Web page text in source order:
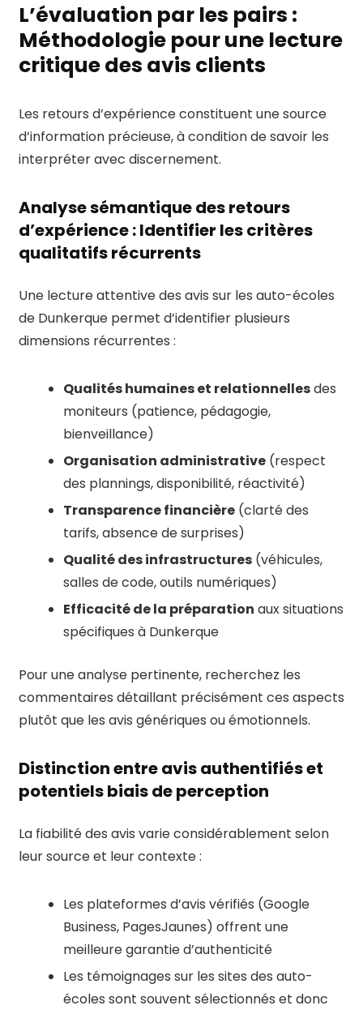
L’évaluation par les pairs :
Méthodologie pour une lecture
critique des avis clients
Les retours d’expérience constituent une source
d’information précieuse, à condition de savoir les
interpréter avec discernement.
Analyse sémantique des retours
d’expérience : Identifier les critères
qualitatifs récurrents
Une lecture attentive des avis sur les auto-écoles
de Dunkerque permet d’identifier plusieurs
dimensions récurrentes :
Qualités humaines et relationnellesdes
moniteurs (patience, pédagogie,
bienveillance)
Organisation administrative (respect
des plannings, disponibilité, réactivité)
Transparence financière (clarté des
tarifs, absence de surprises)
Qualité des infrastructures (véhicules,
salles de code, outils numériques)
Efficacité de la préparation aux situations
spécifiques à Dunkerque
Pour une analyse pertinente, recherchez les
commentaires détaillant précisément ces aspects
plutôt que les avis génériques ou émotionnels.
Distinction entre avis authentifiés et
potentiels biais de perception
La fiabilité des avis varie considérablement selon
leur source et leur contexte :
Les plateformes d’avis vérifiés (Google
Business, PagesJaunes) offrent une
meilleure garantie d’authenticité
Les témoignages sur les sites des auto-
écoles sont souvent sélectionnés et donc